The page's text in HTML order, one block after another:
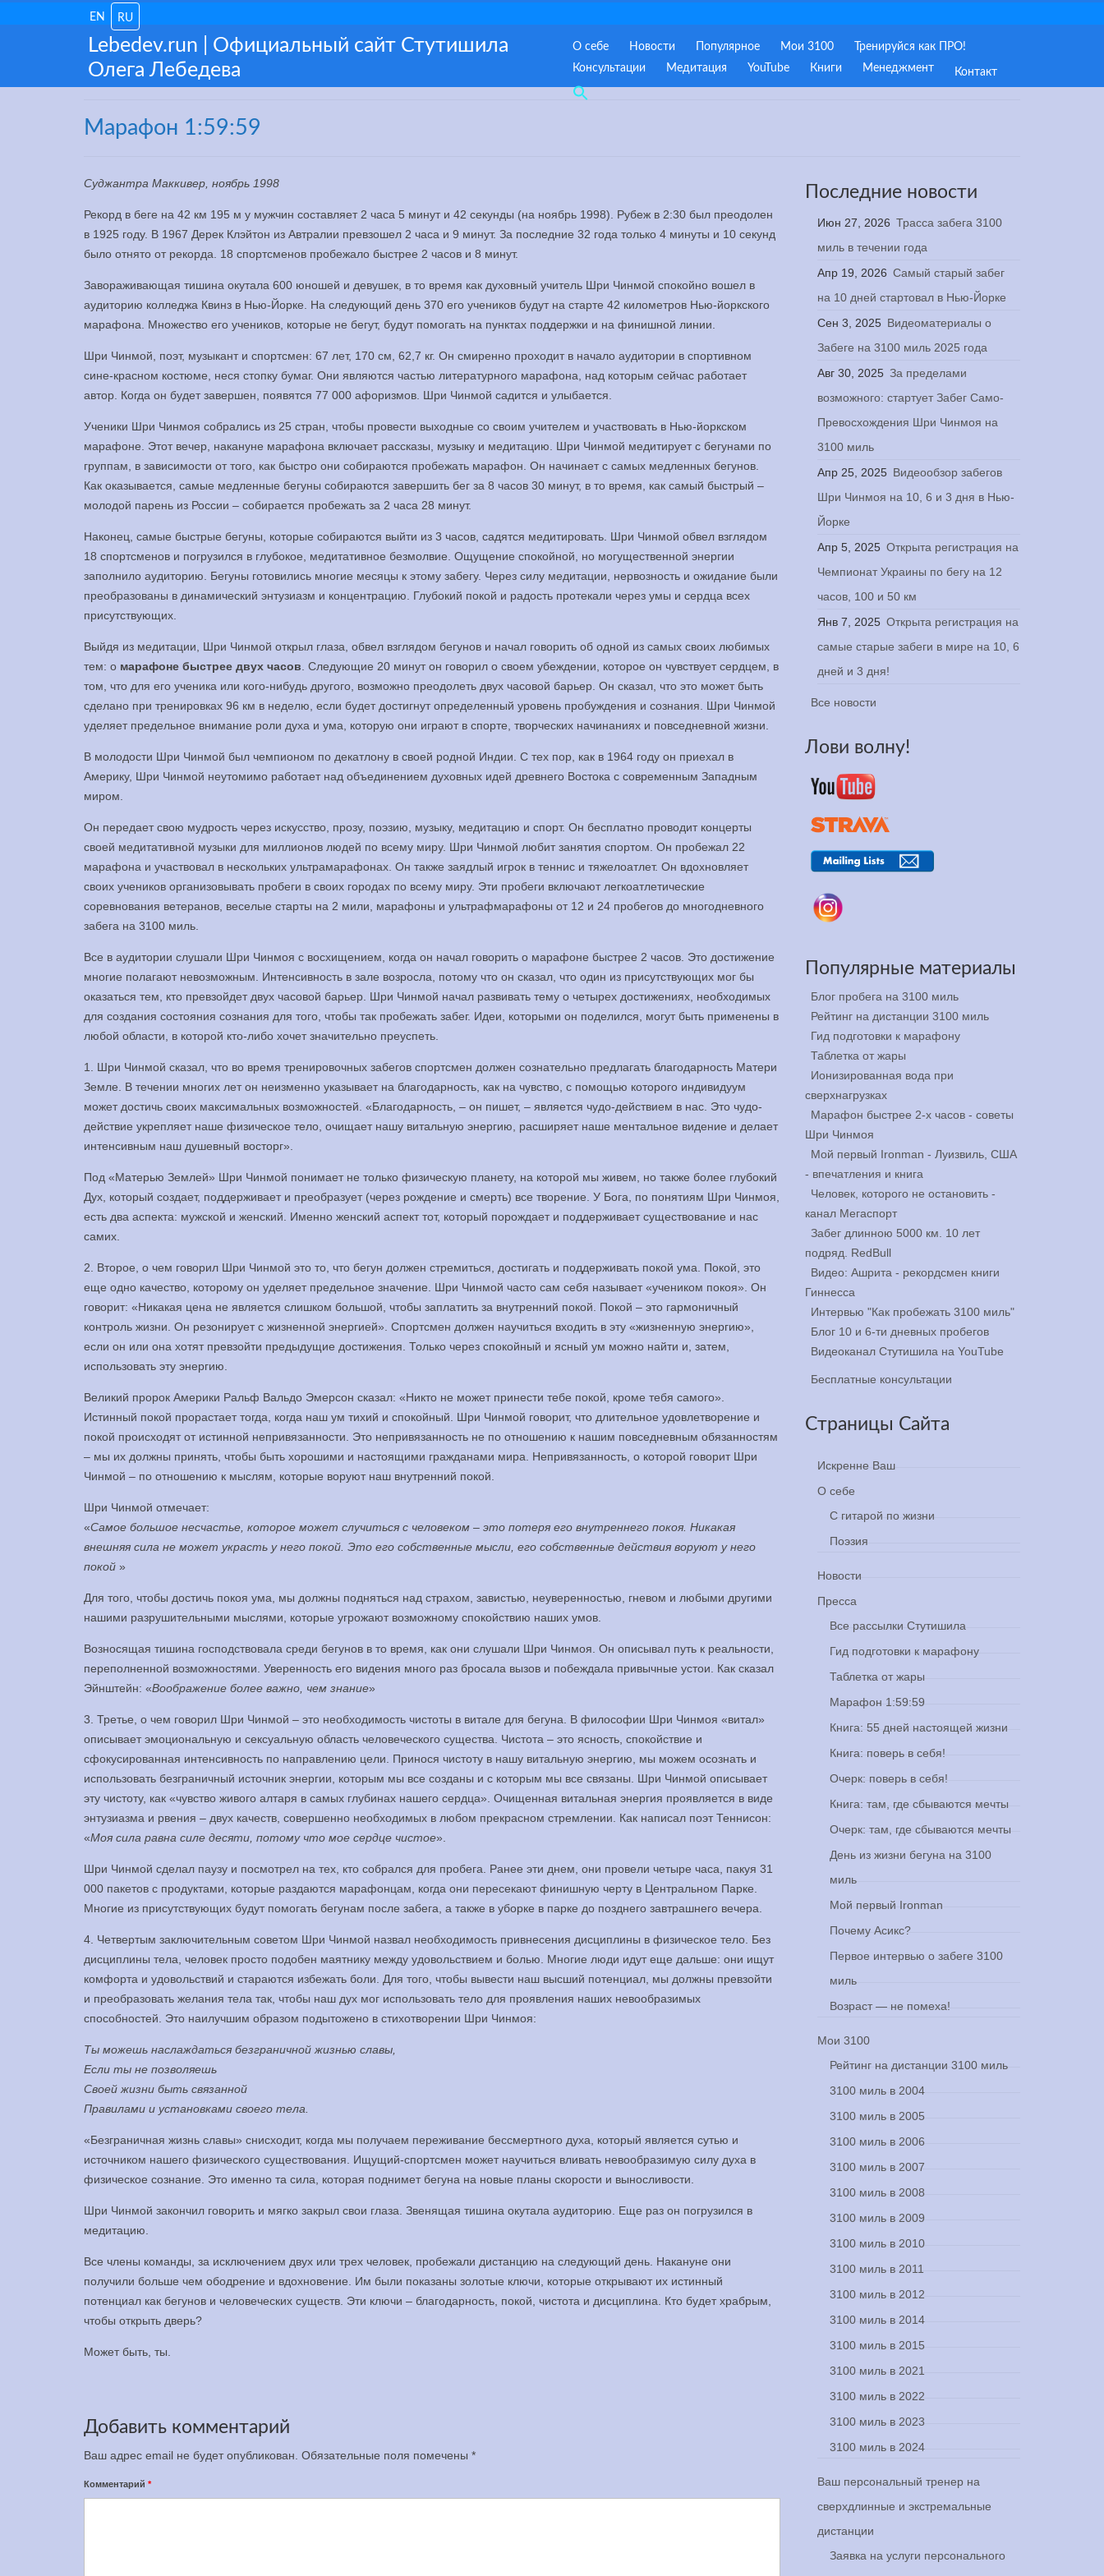
EN RU
Lebedev.run | Официальный сайт Стутишила
Олега Лебедева
О себе Новости Популярное Мои 3100
Тренируйся как ПРО!
Консультации
Медитация YouTube Книги Менеджмент Контакт
Марафон 1:59:59
Суджантра Маккивер, ноябрь 1998
Рекорд в беге на 42 км 195 м у мужчин составляет 2 часа 5 минут и 42 секунды (на ноябрь 1998). Рубеж в 2:30 был преодолен
в 1925 году. В 1967 Дерек Клэйтон из Автралии превзошел 2 часа и 9 минут. За последние 32 года только 4 минуты и 10 секунд
было отнято от рекорда. 18 спортсменов пробежало быстрее 2 часов и 8 минут.
Завораживающая тишина окутала 600 юношей и девушек, в то время как духовный учитель Шри Чинмой спокойно вошел в
аудиторию колледжа Квинз в Нью-Йорке. На следующий день 370 его учеников будут на старте 42 километров Нью-йоркского
марафона. Множество его учеников, которые не бегут, будут помогать на пунктах поддержки и на финишной линии.
Шри Чинмой, поэт, музыкант и спортсмен: 67 лет, 170 см, 62,7 кг. Он смиренно проходит в начало аудитории в спортивном
сине-красном костюме, неся стопку бумаг. Они являются частью литературного марафона, над которым сейчас работает
автор. Когда он будет завершен, появятся 77 000 афоризмов. Шри Чинмой садится и улыбается.
Ученики Шри Чинмоя собрались из 25 стран, чтобы провести выходные со своим учителем и участвовать в Нью-йоркском
марафоне. Этот вечер, накануне марафона включает рассказы, музыку и медитацию. Шри Чинмой медитирует с бегунами по
группам, в зависимости от того, как быстро они собираются пробежать марафон. Он начинает с самых медленных бегунов.
Как оказывается, самые медленные бегуны собираются завершить бег за 8 часов 30 минут, в то время, как самый быстрый –
молодой парень из России – собирается пробежать за 2 часа 28 минут.
Наконец, самые быстрые бегуны, которые собираются выйти из 3 часов, садятся медитировать. Шри Чинмой обвел взглядом
18 спортсменов и погрузился в глубокое, медитативное безмолвие. Ощущение спокойной, но могущественной энергии
заполнило аудиторию. Бегуны готовились многие месяцы к этому забегу. Через силу медитации, нервозность и ожидание были
преобразованы в динамический энтузиазм и концентрацию. Глубокий покой и радость протекали через умы и сердца всех
присутствующих.
Выйдя из медитации, Шри Чинмой открыл глаза, обвел взглядом бегунов и начал говорить об одной из самых своих любимых
тем: о марафоне быстрее двух часов . Следующие 20 минут он говорил о своем убеждении, которое он чувствует сердцем, в
том, что для его ученика или кого-нибудь другого, возможно преодолеть двух часовой барьер. Он сказал, что это может быть
сделано при тренировках 96 км в неделю, если будет достигнут определенный уровень пробуждения и сознания. Шри Чинмой
уделяет предельное внимание роли духа и ума, которую они играют в спорте, творческих начинаниях и повседневной жизни.
В молодости Шри Чинмой был чемпионом по декатлону в своей родной Индии. С тех пор, как в 1964 году он приехал в
Америку, Шри Чинмой неутомимо работает над объединением духовных идей древнего Востока с современным Западным
миром.
Он передает свою мудрость через искусство, прозу, поэзию, музыку, медитацию и спорт. Он бесплатно проводит концерты
своей медитативной музыки для миллионов людей по всему миру. Шри Чинмой любит занятия спортом. Он пробежал 22
марафона и участвовал в нескольких ультрамарафонах. Он также заядлый игрок в теннис и тяжелоатлет. Он вдохновляет
своих учеников организовывать пробеги в своих городах по всему миру. Эти пробеги включают легкоатлетические
соревнования ветеранов, веселые старты на 2 мили, марафоны и ультрафмарафоны от 12 и 24 пробегов до многодневного
забега на 3100 миль.
Все в аудитории слушали Шри Чинмоя с восхищением, когда он начал говорить о марафоне быстрее 2 часов. Это достижение
многие полагают невозможным. Интенсивность в зале возросла, потому что он сказал, что один из присутствующих мог бы
оказаться тем, кто превзойдет двух часовой барьер. Шри Чинмой начал развивать тему о четырех достижениях, необходимых
для создания состояния сознания для того, чтобы так пробежать забег. Идеи, которыми он поделился, могут быть применены в
любой области, в которой кто-либо хочет значительно преуспеть.
1. Шри Чинмой сказал, что во время тренировочных забегов спортсмен должен сознательно предлагать благодарность Матери
Земле. В течении многих лет он неизменно указывает на благодарность, как на чувство, с помощью которого индивидуум
может достичь своих максимальных возможностей. «Благодарность, – он пишет, – является чудо-действием в нас. Это чудо-
действие укрепляет наше физическое тело, очищает нашу витальную энергию, расширяет наше ментальное видение и делает
интенсивным наш душевный восторг».
Под «Матерью Землей» Шри Чинмой понимает не только физическую планету, на которой мы живем, но также более глубокий
Дух, который создает, поддерживает и преобразует (через рождение и смерть) все творение. У Бога, по понятиям Шри Чинмоя,
есть два аспекта: мужской и женский. Именно женский аспект тот, который порождает и поддерживает существование и нас
самих.
2. Второе, о чем говорил Шри Чинмой это то, что бегун должен стремиться, достигать и поддерживать покой ума. Покой, это
еще одно качество, которому он уделяет предельное значение. Шри Чинмой часто сам себя называет «учеником покоя». Он
говорит: «Никакая цена не является слишком большой, чтобы заплатить за внутренний покой. Покой – это гармоничный
контроль жизни. Он резонирует с жизненной энергией». Спортсмен должен научиться входить в эту «жизненную энергию»,
если он или она хотят превзойти предыдущие достижения. Только через спокойный и ясный ум можно найти и, затем,
использовать эту энергию.
Великий пророк Америки Ральф Вальдо Эмерсон сказал: «Никто не может принести тебе покой, кроме тебя самого».
Истинный покой прорастает тогда, когда наш ум тихий и спокойный. Шри Чинмой говорит, что длительное удовлетворение и
покой происходят от истинной непривязанности. Это непривязанность не по отношению к нашим повседневным обязанностям
– мы их должны принять, чтобы быть хорошими и настоящими гражданами мира. Непривязанность, о которой говорит Шри
Чинмой – по отношению к мыслям, которые воруют наш внутренний покой.
Шри Чинмой отмечает:
«Самое большое несчастье, которое может случиться с человеком – это потеря его внутреннего покоя. Никакая
внешняя сила не может украсть у него покой. Это его собственные мысли, его собственные действия воруют у него
покой »
Для того, чтобы достичь покоя ума, мы должны подняться над страхом, завистью, неуверенностью, гневом и любыми другими
нашими разрушительными мыслями, которые угрожают возможному спокойствию наших умов.
Возносящая тишина господствовала среди бегунов в то время, как они слушали Шри Чинмоя. Он описывал путь к реальности,
переполненной возможностями. Уверенность его видения много раз бросала вызов и побеждала привычные устои. Как сказал
Эйнштейн: «Воображение более важно, чем знание»
3. Третье, о чем говорил Шри Чинмой – это необходимость чистоты в витале для бегуна. В философии Шри Чинмоя «витал»
описывает эмоциональную и сексуальную область человеческого существа. Чистота – это ясность, спокойствие и
сфокусированная интенсивность по направлению цели. Принося чистоту в нашу витальную энергию, мы можем осознать и
использовать безграничный источник энергии, которым мы все созданы и с которым мы все связаны. Шри Чинмой описывает
эту чистоту, как «чувство живого алтаря в самых глубинах нашего сердца». Очищенная витальная энергия проявляется в виде
энтузиазма и рвения – двух качеств, совершенно необходимых в любом прекрасном стремлении. Как написал поэт Теннисон:
«Моя сила равна силе десяти, потому что мое сердце чистое».
Шри Чинмой сделал паузу и посмотрел на тех, кто собрался для пробега. Ранее эти днем, они провели четыре часа, пакуя 31
000 пакетов с продуктами, которые раздаются марафонцам, когда они пересекают финишную черту в Центральном Парке.
Многие из присутствующих будут помогать бегунам после забега, а также в уборке в парке до позднего завтрашнего вечера.
4. Четвертым заключительным советом Шри Чинмой назвал необходимость привнесения дисциплины в физическое тело. Без
дисциплины тела, человек просто подобен маятнику между удовольствием и болью. Многие люди идут еще дальше: они ищут
комфорта и удовольствий и стараются избежать боли. Для того, чтобы вывести наш высший потенциал, мы должны превзойти
и преобразовать желания тела так, чтобы наш дух мог использовать тело для проявления наших невообразимых
способностей. Это наилучшим образом подытожено в стихотворении Шри Чинмоя:
Ты можешь наслаждаться безграничной жизнью славы,
Если ты не позволяешь
Своей жизни быть связанной
Правилами и установками своего тела.
«Безграничная жизнь славы» снисходит, когда мы получаем переживание бессмертного духа, который является сутью и
источником нашего физического существования. Ищущий-спортсмен может научиться вливать невообразимую силу духа в
физическое сознание. Это именно та сила, которая поднимет бегуна на новые планы скорости и выносливости.
Шри Чинмой закончил говорить и мягко закрыл свои глаза. Звенящая тишина окутала аудиторию. Еще раз он погрузился в
медитацию.
Все члены команды, за исключением двух или трех человек, пробежали дистанцию на следующий день. Накануне они
получили больше чем ободрение и вдохновение. Им были показаны золотые ключи, которые открывают их истинный
потенциал как бегунов и человеческих существ. Эти ключи – благодарность, покой, чистота и дисциплина. Кто будет храбрым,
чтобы открыть дверь?
Может быть, ты.
Добавить комментарий
Ваш адрес email не будет опубликован. Обязательные поля помечены *
Комментарий *
Последние новости
Июн 27, 2026 Трасса забега 3100
миль в течении года
Апр 19, 2026 Самый старый забег
на 10 дней стартовал в Нью-Йорке
Сен 3, 2025 Видеоматериалы о
Забеге на 3100 миль 2025 года
Авг 30, 2025 За пределами
возможного: стартует Забег Само-
Превосхождения Шри Чинмоя на
3100 миль
Апр 25, 2025 Видеообзор забегов
Шри Чинмоя на 10, 6 и 3 дня в Нью-
Йорке
Апр 5, 2025 Открыта регистрация на
Чемпионат Украины по бегу на 12
часов, 100 и 50 км
Янв 7, 2025 Открыта регистрация на
самые старые забеги в мире на 10, 6
дней и 3 дня!
Все новости
Лови волну!
Популярные материалы
Блог пробега на 3100 миль
Рейтинг на дистанции 3100 миль
Гид подготовки к марафону
Таблетка от жары
Ионизированная вода при
сверхнагрузках
Марафон быстрее 2-х часов - советы
Шри Чинмоя
Мой первый Ironman - Луизвиль, США
- впечатления и книга
Человек, которого не остановить -
канал Мегаспорт
Забег длинною 5000 км. 10 лет
подряд. RedBull
Видео: Ашрита - рекордсмен книги
Гиннесса
Интервью "Как пробежать 3100 миль"
Блог 10 и 6-ти дневных пробегов
Видеоканал Стутишила на YouTube
Бесплатные консультации
Страницы Сайта
Искренне Ваш
О себе
С гитарой по жизни
Поэзия
Новости
Пресса
Все рассылки Стутишила
Гид подготовки к марафону
Таблетка от жары
Марафон 1:59:59
Книга: 55 дней настоящей жизни
Книга: поверь в себя!
Очерк: поверь в себя!
Книга: там, где сбываются мечты
Очерк: там, где сбываются мечты
День из жизни бегуна на 3100
миль
Мой первый Ironman
Почему Асикс?
Первое интервью о забеге 3100
миль
Возраст — не помеха!
Мои 3100
Рейтинг на дистанции 3100 миль
3100 миль в 2004
3100 миль в 2005
3100 миль в 2006
3100 миль в 2007
3100 миль в 2008
3100 миль в 2009
3100 миль в 2010
3100 миль в 2011
3100 миль в 2012
3100 миль в 2014
3100 миль в 2015
3100 миль в 2021
3100 миль в 2022
3100 миль в 2023
3100 миль в 2024
Ваш персональный тренер на
сверхдлинные и экстремальные
дистанции
Заявка на услуги персонального